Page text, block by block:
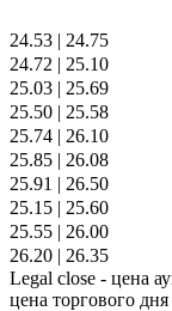
24.53 | 24.75
24.72 | 25.10
25.03 | 25.69
25.50 | 25.58
25.74 | 26.10
25.85 | 26.08
25.91 | 26.50
25.15 | 25.60
25.55 | 26.00
26.20 | 26.35
Legal close - цена
цена торгового дня